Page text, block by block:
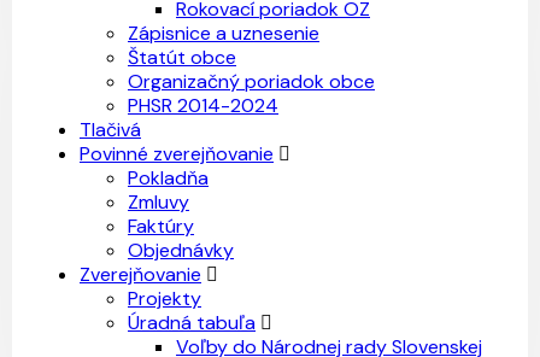
Rokovací poriadok OZ
Zápisnice a uznesenie
Štatút obce
Organizačný poriadok obce
PHSR 2014-2024
Tlačivá
Povinné zverejňovanie
Pokladňa
Zmluvy
Faktúry
Objednávky
Zverejňovanie
Projekty
Úradná tabuľa
Voľby do Národnej rady Slovenskej